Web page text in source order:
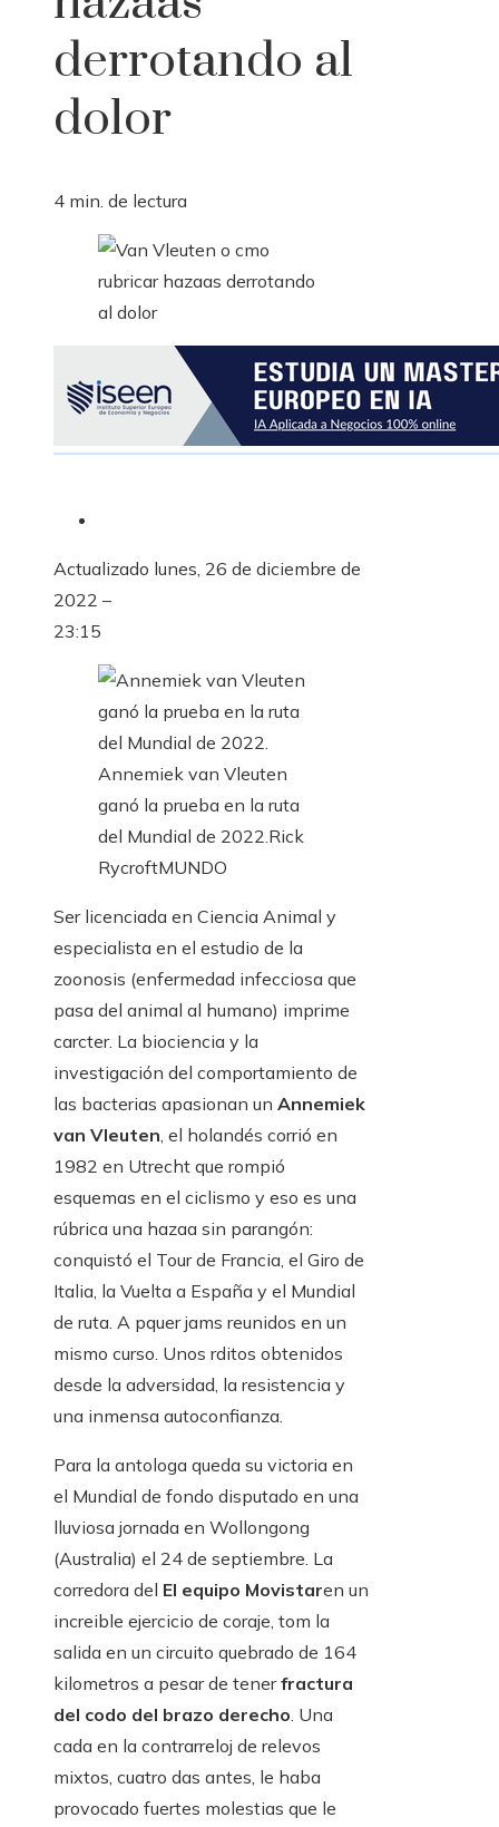
derrotando al
dolor
4 min. de lectura
Actualizado lunes, 26 de diciembre de
2022 –
23:15
Annemiek van Vleuten
ganó la prueba en la ruta
del Mundial de 2022.Rick
RycroftMUNDO
Ser licenciada en Ciencia Animal y
especialista en el estudio de la
zoonosis (enfermedad infecciosa que
pasa del animal al humano) imprime
carcter. La biociencia y la
investigación del comportamiento de
las bacterias apasionan un Annemiek
van Vleuten, el holandés corrió en
1982 en Utrecht que rompió
esquemas en el ciclismo y eso es una
rúbrica una hazaa sin parangón:
conquistó el Tour de Francia, el Giro de
Italia, la Vuelta a España y el Mundial
de ruta. A pquer jams reunidos en un
mismo curso. Unos rditos obtenidos
desde la adversidad, la resistencia y
una inmensa autoconfianza.
Para la antologa queda su victoria en
el Mundial de fondo disputado en una
lluviosa jornada en Wollongong
(Australia) el 24 de septiembre. La
corredora del El equipo Movistaren un
increible ejercicio de coraje, tom la
salida en un circuito quebrado de 164
kilometros a pesar de tenerfractura
del codo del brazo derecho. Una
cada en la contrarreloj de relevos
mixtos, cuatro das antes, le haba
provocado fuertes molestias que le